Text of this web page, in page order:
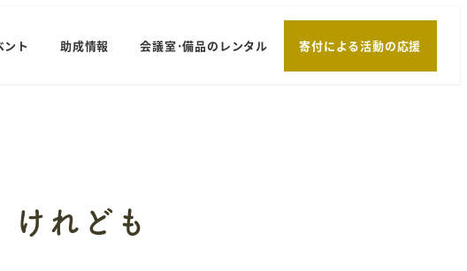
ント 助成情報 会議室･備品のレンタル 寄付による活動の応援
れども